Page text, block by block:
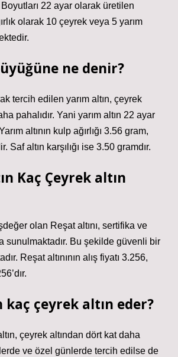
Boyutları 22 ayar olarak üretilen
olarak 10 çeyrek veya 5 yarım
ne denir?
tercih edilen yarım altın, çeyrek
pahalıdır. Yani yarım altın 22 ayar
altının kulp ağırlığı 3.56 gram,
Saf altın karşılığı ise 3.50 gramdır.
Kaç Çeyrek altın
olan Reşat altını, sertifika ve
sunulmaktadır. Bu şekilde güvenli bir
Reşat altınının alış fiyatı 3.256,
kaç çeyrek altın eder?
çeyrek altından dört kat daha
ve özel günlerde tercih edilse de